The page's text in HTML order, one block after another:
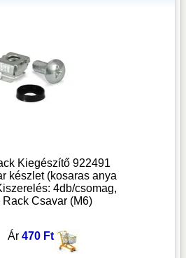
Kiegészítő 922491
készlet (kosaras anya
4db/csomag,
Rack Csavar (M6)
Ár 470 Ft